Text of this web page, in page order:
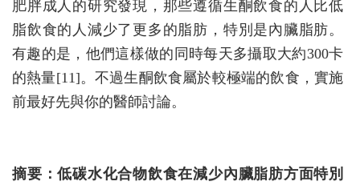
肥胖成人的研究發現，那些遵循生酮飲食的人比低
脂飲食的人減少了更多的脂肪，特別是內臟脂肪。
有趣的是，他們這樣做的同時每天多攝取大約300卡
的熱量[11]。不過生酮飲食屬於較極端的飲食，實施
前最好先與你的醫師討論。
摘要：低碳水化合物飲食在減少內臟脂肪方面特別